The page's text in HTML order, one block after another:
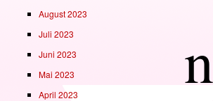
August 2023
Juli 2023
Juni 2023
Mai 2023
April 2023